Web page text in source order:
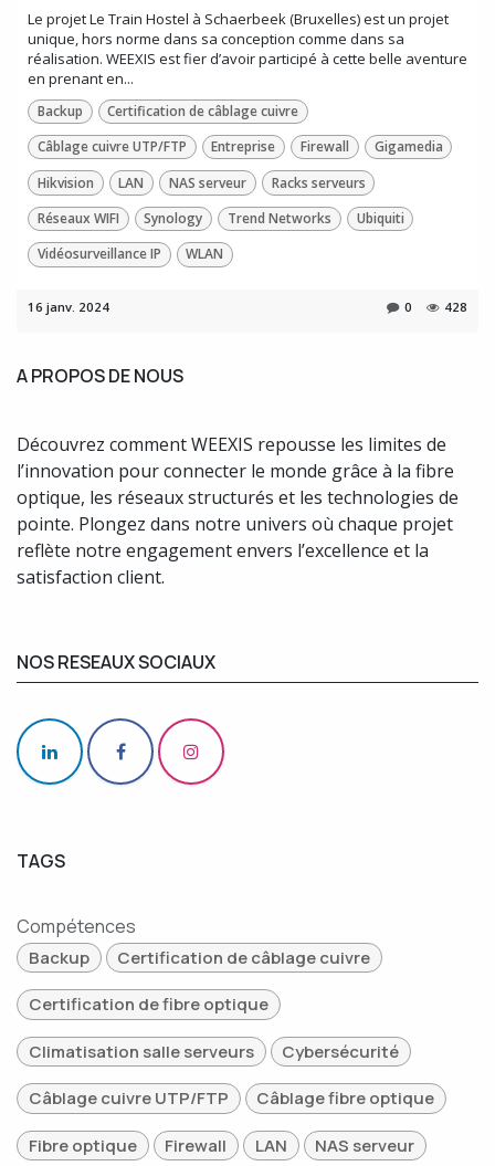
Le projet Le Train Hostel à Schaerbeek (Bruxelles) est un projet
unique, hors norme dans sa conception comme dans sa
réalisation. WEEXIS est fier d’avoir participé à cette belle aventure
en prenant en...
Backup
Certification de câblage cuivre
Câblage cuivre UTP/FTP
Entreprise Firewall
Gigamedia
Hikvision
LAN NAS serveur
Racks serveurs
Réseaux WIFI
Synology Trend Networks
Ubiquiti
Vidéosurveillance IP
WLAN
16 janv. 2024 0 428
A PROPOS DE NOUS
Découvrez comment WEEXIS repousse les limites de
l’innovation pour connecter le monde grâce à la fibre
optique, les réseaux structurés et les technologies de
pointe. Plongez dans notre univers où chaque projet
reflète notre engagement envers l’excellence et la
satisfaction client.
NOS RESEAUX SOCIAUX
TAGS
Compétences
Backup Certification de câblage cuivre
Certification de fibre optique
Climatisation salle serveurs Cybersécurité
Câblage cuivre UTP/FTP Câblage fibre optique
Fibre optique Firewall LAN NAS serveur